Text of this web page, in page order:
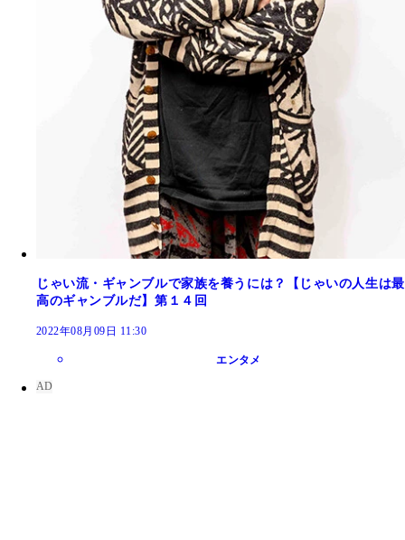
じゃい流・ギャンブルで家族を養うには？【じゃいの人生は最
高のギャンブルだ】第１４回
2022年08月09日 11:30
エンタメ